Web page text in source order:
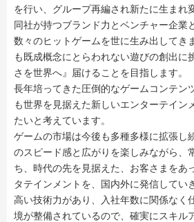
を行い、グループ再編され新たに生まれ
同社が持つブランド力とベンチャー企業
数々のヒットゲームを世に生み出してき
も既成概念にとらわれない遊びの創出に
さを世界へ』届けることを目指します。
長年培ってきた圧倒的なゲームコンテン
も世界を見据えた新しいエンターテイン
たいと考えています。
ゲームの市場は今後も多種多様に拡張し
のスピード感と広がりを楽しみながら、
ち、時代の先を見据えた、お客さまをあ
タテインメントを、国内外に発信してい
高い技術力があり、入社年数に関係なく
境が整備されているので、確実にスキル